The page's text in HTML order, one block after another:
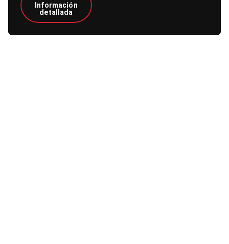
Información
detallada